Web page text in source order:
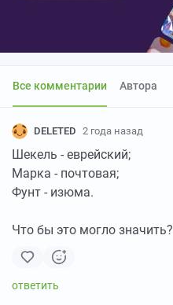
Все комментарии Автора
DELETED 2 года назад
Шекель - еврейский;
Марка - почтовая;
Фунт - изюма.
Что бы это могло значить?